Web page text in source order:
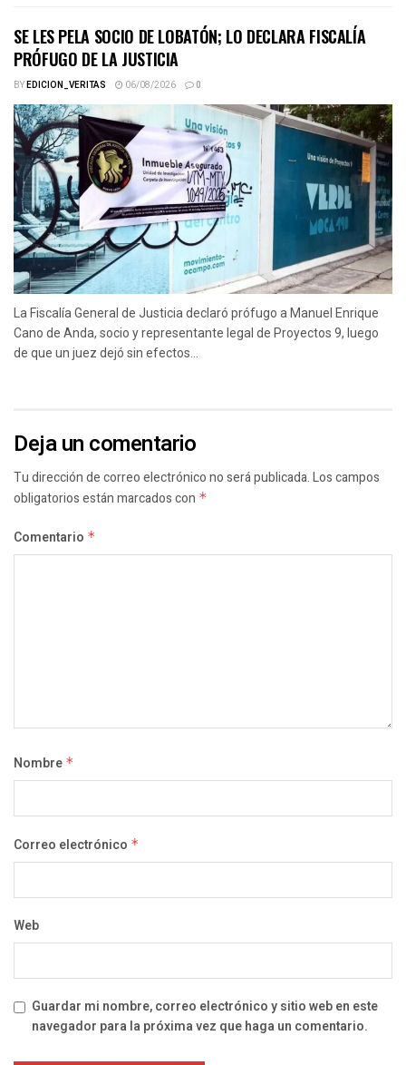
SE LES PELA SOCIO DE LOBATÓN; LO DECLARA FISCALÍA
PRÓFUGO DE LA JUSTICIA
BYEDICION_VERITAS 06/08/2026 0
La Fiscalía General de Justicia declaró prófugo a Manuel Enrique
Cano de Anda, socio y representante legal de Proyectos 9, luego
de que un juez dejó sin efectos...
Deja un comentario
Tu dirección de correo electrónico no será publicada.Los campos
obligatorios están marcados con *
Comentario *
Nombre *
Correo electrónico *
Web
Guardar mi nombre, correo electrónico y sitio web en este
navegador para la próxima vez que haga un comentario.